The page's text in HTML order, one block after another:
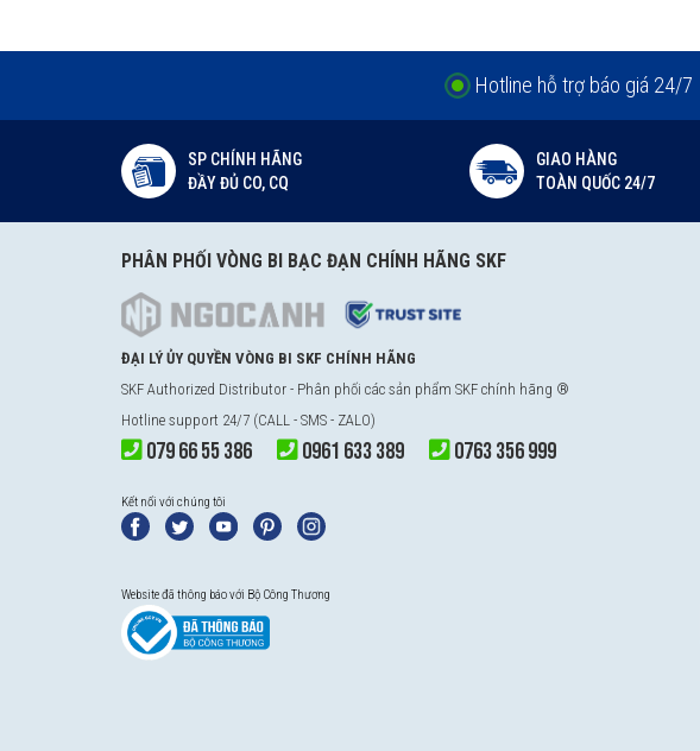
Tuổi thọ vòng bi cao hơn
Hotline hỗ trợ báo giá 24/7
SP CHÍNH HÃNG
ĐẦY ĐỦ CO, CQ
GIAO HÀNG
TOÀN QUỐC 24/7
PHÂN PHỐI VÒNG BI BẠC ĐẠN CHÍNH HÃNG SKF
ĐẠI LÝ ỦY QUYỀN VÒNG BI SKF CHÍNH HÃNG
SKF Authorized Distributor - Phân phối các sản phẩm SKF chính hãng ®
Hotline support 24/7 (CALL - SMS - ZALO)
079 66 55 386 0961 633 389 0763 356 999
Kết nối với chúng tôi
Website đã thông báo với Bộ Công Thương